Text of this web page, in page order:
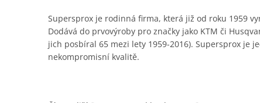
Supersprox je rodinná firma, která již od roku 1959
Dodává do prvovýroby pro značky jako KTM či
jich posbíral 65 mezi lety 1959-2016). Supersprox je
nekompromisní kvalitě.